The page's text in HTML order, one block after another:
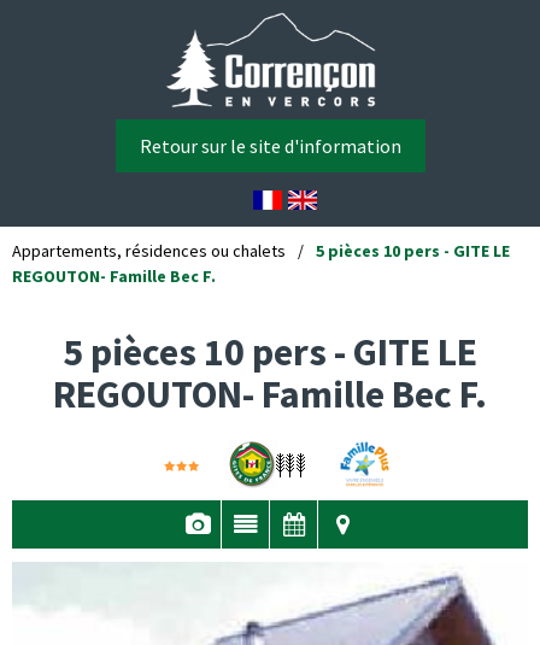
Retour sur le site d'information
Appartements, résidences ou chalets / 5 pièces 10 pers - GITE LE
REGOUTON- Famille Bec F.
5 pièces 10 pers - GITE LE
REGOUTON- Famille Bec F.